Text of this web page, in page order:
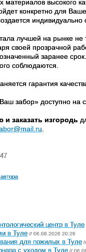
материалов высокого
конкретно для
лучшей на рынке не
своей прозрачной
заранее
соблюдаются.
гарантия
забор» доступно на
заказать изгородь
центр в Туле
в Туле // 06.08.2026 20:29
для пожилых в Туле
//